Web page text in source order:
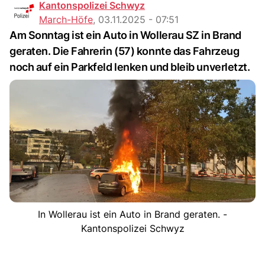
Kantonspolizei Schwyz
March-Höfe, 03.11.2025 - 07:51
Am Sonntag ist ein Auto in Wollerau SZ in Brand
geraten. Die Fahrerin (57) konnte das Fahrzeug
noch auf ein Parkfeld lenken und bleib unverletzt.
In Wollerau ist ein Auto in Brand geraten. -
Kantonspolizei Schwyz